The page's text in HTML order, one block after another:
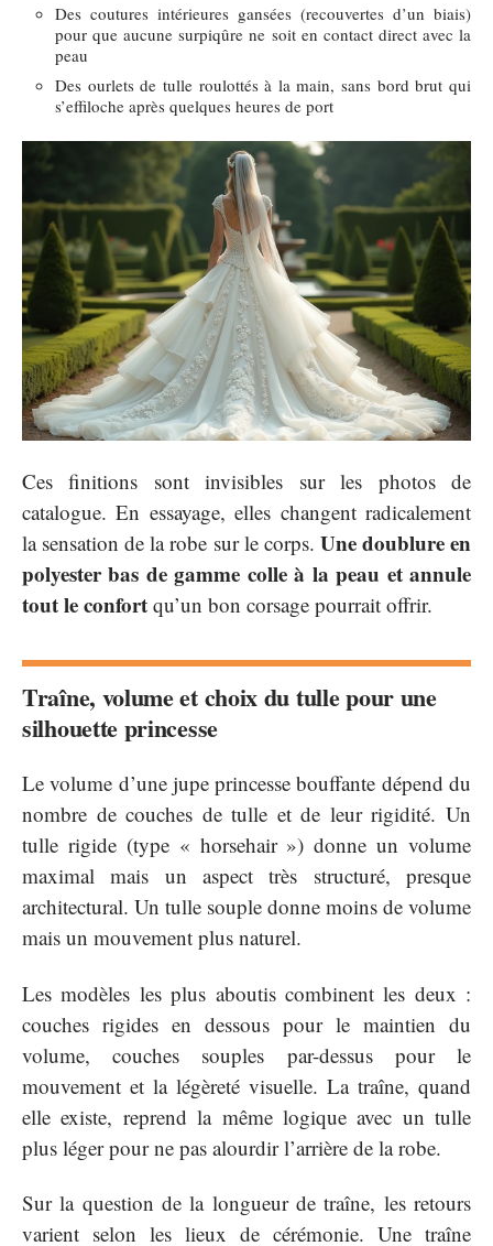
Des coutures intérieures gansées (recouvertes d’un biais)
pour que aucune surpiqûre ne soit en contact direct avec la
peau
Des ourlets de tulle roulottés à la main, sans bord brut qui
s’effiloche après quelques heures de port
Ces finitions sont invisibles sur les photos de
catalogue. En essayage, elles changent radicalement
la sensation de la robe sur le corps. Une doublure en
polyester bas de gamme colle à la peau et annule
tout le confort qu’un bon corsage pourrait offrir.
Traîne, volume et choix du tulle pour une
silhouette princesse
Le volume d’une jupe princesse bouffante dépend du
nombre de couches de tulle et de leur rigidité. Un
tulle rigide (type « horsehair ») donne un volume
maximal mais un aspect très structuré, presque
architectural. Un tulle souple donne moins de volume
mais un mouvement plus naturel.
Les modèles les plus aboutis combinent les deux :
couches rigides en dessous pour le maintien du
volume, couches souples par-dessus pour le
mouvement et la légèreté visuelle. La traîne, quand
elle existe, reprend la même logique avec un tulle
plus léger pour ne pas alourdir l’arrière de la robe.
Sur la question de la longueur de traîne, les retours
varient selon les lieux de cérémonie. Une traîne